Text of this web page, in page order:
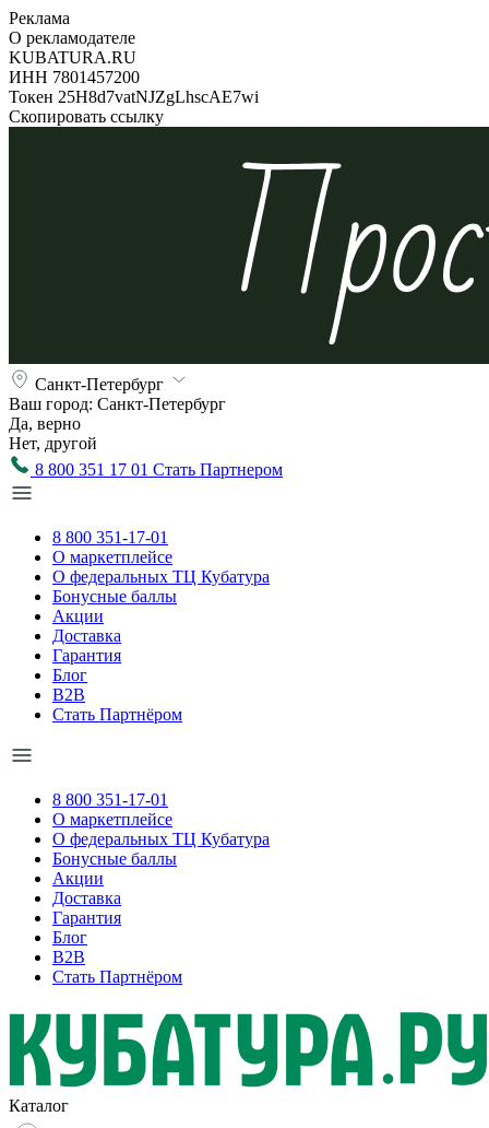
Реклама
О рекламодателе
KUBATURA.RU
ИНН 7801457200
Токен 25H8d7vatNJZgLhscAE7wi
Скопировать ссылку
Санкт-Петербург
Ваш город: Санкт-Петербург
Да, верно
Нет, другой
8 800 351 17 01 Стать Партнером
8 800 351-17-01
О маркетплейсе
О федеральных ТЦ Кубатура
Бонусные баллы
Акции
Доставка
Гарантия
Блог
B2B
Стать Партнёром
8 800 351-17-01
О маркетплейсе
О федеральных ТЦ Кубатура
Бонусные баллы
Акции
Доставка
Гарантия
Блог
B2B
Стать Партнёром
Каталог